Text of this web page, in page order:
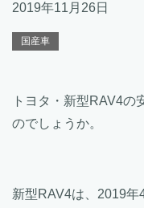
2019年11月26日
国産車
トヨタ・新型RAV4の
のでしょうか。
新型RAV4は、2019